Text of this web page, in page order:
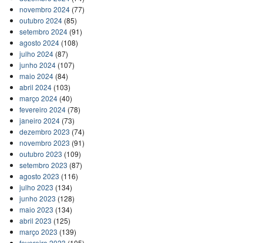
novembro 2024(77)
outubro 2024(85)
setembro 2024(91)
agosto 2024(108)
julho 2024(87)
junho 2024(107)
maio 2024(84)
abril 2024(103)
março 2024(40)
fevereiro 2024(78)
janeiro 2024(73)
dezembro 2023 (74)
novembro 2023 (91)
outubro 2023 (109)
setembro 2023 (87)
agosto 2023 (116)
julho 2023 (134)
junho 2023 (128)
maio 2023 (134)
abril 2023 (125)
março 2023 (139)